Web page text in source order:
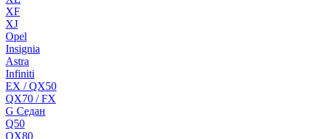
XF
XJ
Opel
Insignia
Astra
Infiniti
EX / QX50
QX70 / FX
G Cедан
Q50
QX80